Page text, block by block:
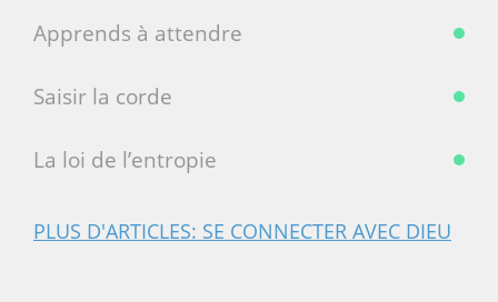
Apprends à attendre
Saisir la corde
La loi de l’entropie
PLUS D'ARTICLES: SE CONNECTER AVEC DIEU